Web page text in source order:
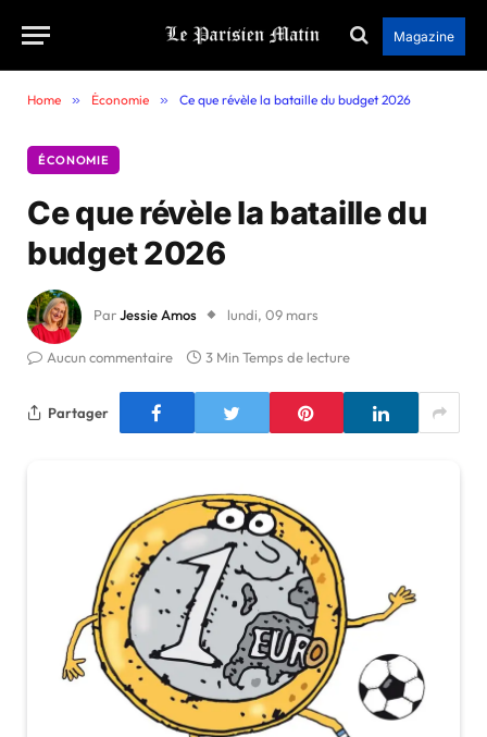
Magazine
Home » Économie » Ce que révèle la bataille du budget 2026
ÉCONOMIE
Ce que révèle la bataille du
budget 2026
ParJessie Amos lundi, 09 mars
Aucun commentaire 3 Min Temps de lecture
Partager